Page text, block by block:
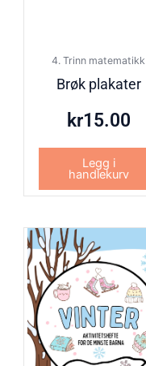
4. Trinn matematikk
Brøk plakater
kr15.00
Legg i
handlekurv